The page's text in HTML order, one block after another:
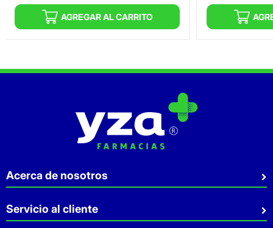
AGREGAR AL CARRITO
Acerca de nosotros
Quiénes somos
Sostenibilidad
Servicio al cliente